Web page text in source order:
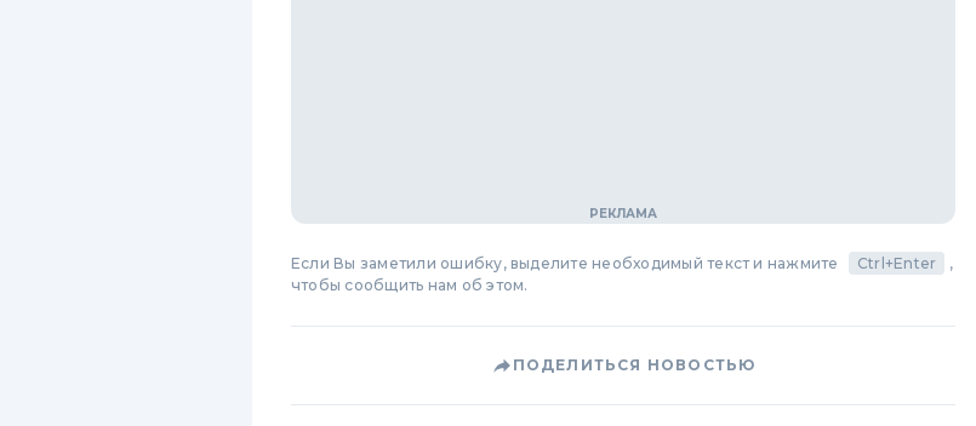
Если Вы заметили ошибку, выделите необходимый текст и нажмите Ctrl+Enter
,
чтобы сообщить нам об этом.
ПОДЕЛИТЬСЯ НОВОСТЬЮ